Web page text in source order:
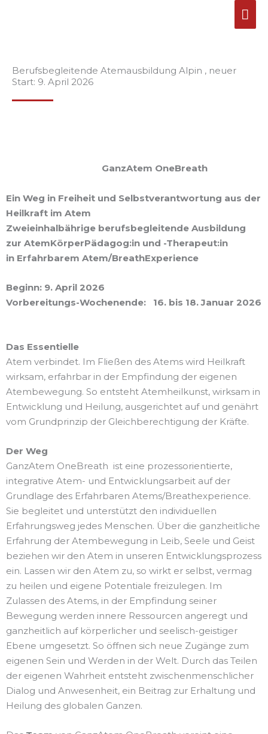
Berufsbegleitende Atemausbildung Alpin , neuer
Start: 9. April 2026
GanzAtem OneBreath
Ein Weg in Freiheit und Selbstverantwortung aus der
Heilkraft im Atem
Zweieinhalbährige berufsbegleitende Ausbildung
zur AtemKörperPädagog:in und -Therapeut:in
in Erfahrbarem Atem/BreathExperience
Beginn: 9. April 2026
Vorbereitungs-Wochenende:
16. bis 18. Januar 2026
Das Essentielle
Atem verbindet. Im Fließen des Atems wird Heilkraft
wirksam, erfahrbar in der Empfindung der eigenen
Atembewegung. So entsteht Atemheilkunst, wirksam in
Entwicklung und Heilung, ausgerichtet auf und genährt
vom Grundprinzip der Gleichberechtigung der Kräfte.
Der Weg
GanzAtem OneBreath ist eine prozessorientierte,
integrative Atem- und Entwicklungsarbeit auf der
Grundlage des Erfahrbaren Atems/Breathexperience.
Sie begleitet und unterstützt den individuellen
Erfahrungsweg jedes Menschen. Über die ganzheitliche
Erfahrung der Atembewegung in Leib, Seele und Geist
beziehen wir den Atem in unseren Entwicklungsprozess
ein. Lassen wir den Atem zu, so wirkt er selbst, vermag
zu heilen und eigene Potentiale freizulegen. Im
Zulassen des Atems, in der Empfindung seiner
Bewegung werden innere Ressourcen angeregt und
ganzheitlich auf körperlicher und seelisch-geistiger
Ebene umgesetzt. So öffnen sich neue Zugänge zum
eigenen Sein und Werden in der Welt. Durch das Teilen
der eigenen Wahrheit entsteht zwischenmenschlicher
Dialog und Anwesenheit, ein Beitrag zur Erhaltung und
Heilung des globalen Ganzen.